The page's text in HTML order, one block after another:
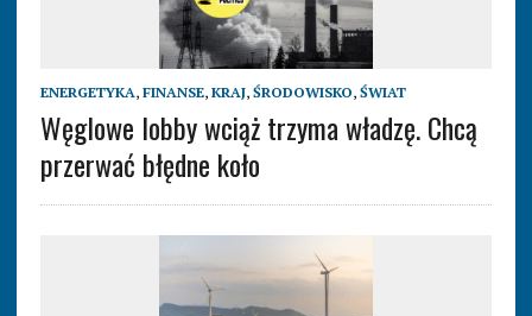
ENERGETYKA, FINANSE, KRAJ, ŚRODOWISKO, ŚWIAT
Węglowe lobby wciąż trzyma władzę. Chcą
przerwać błędne koło